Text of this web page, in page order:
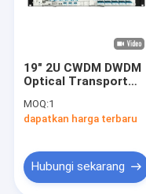
19" 2U CWDM DWDM
Optical Transport
Operator IDC Dan ISP
MOQ:1
dapatkan harga terbaru
Hubungi sekarang